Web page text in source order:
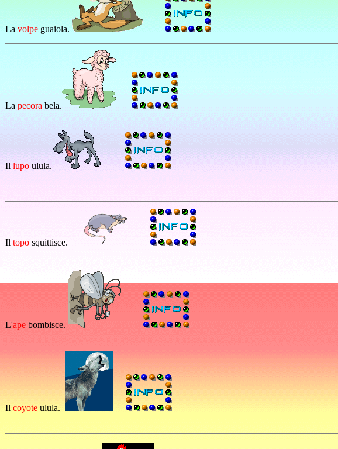
La volpe guaiola.
La pecora bela.
Il lupo ulula.
Il topo squittisce.
L'ape bombisce.
Il coyote ulula.